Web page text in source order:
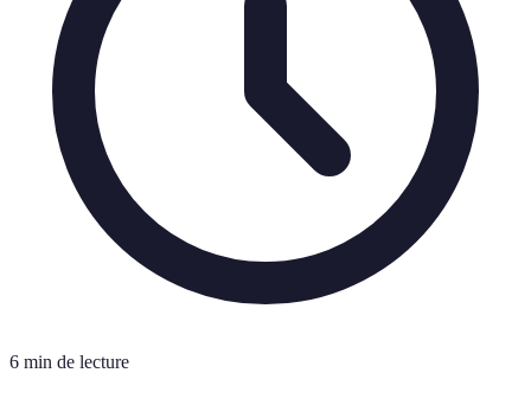
6 min de lecture